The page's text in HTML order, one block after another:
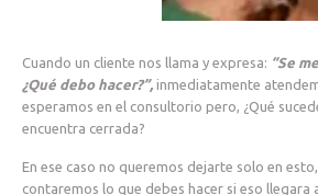
Cuando un cliente nos llama y expresa: “Se
¿Qué debo hacer?”, inmediatamente
esperamos en el consultorio pero, ¿Qué
encuentra cerrada?
En ese caso no queremos dejarte solo en
contaremos lo que debes hacer si eso llegara